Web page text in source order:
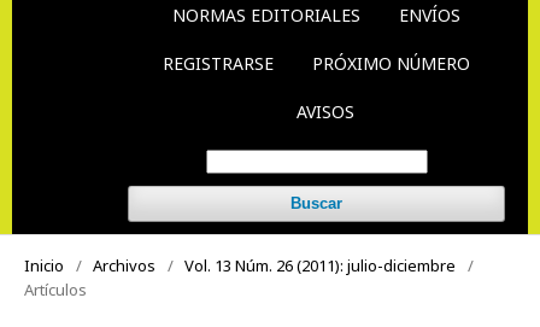
NORMAS EDITORIALES ENVÍOS
REGISTRARSE PRÓXIMO NÚMERO
AVISOS
Buscar
Inicio / Archivos / Vol. 13 Núm. 26 (2011): julio-diciembre
/
Artículos